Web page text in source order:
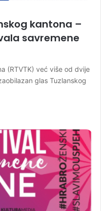
kantona –
savremene
(RTVTK) već više od dvije
glas Tuzlanskog